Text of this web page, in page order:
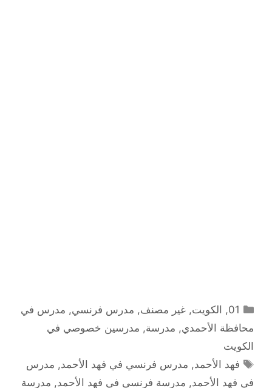
التصنيفات
01
, الكويت,غير مصنف, مدرس فرنسي, مدرس في
محافظة الأحمدي, مدرسة, مدرسين خصوصي في
الكويت
الوسوم
فهد الأحمد, مدرس فرنسي في فهد الأحمد, مدرس
في فهد الأحمد, مدرسة فرنسي في فهد الأحمد, مدرسة